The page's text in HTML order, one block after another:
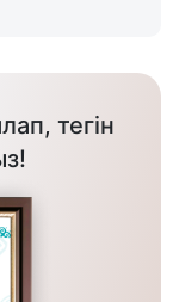
тегін